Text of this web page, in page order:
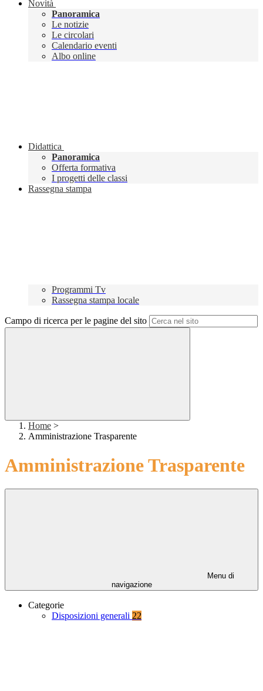
Novità
Panoramica
Le notizie
Le circolari
Calendario eventi
Albo online
Didattica
Panoramica
Offerta formativa
I progetti delle classi
Rassegna stampa
Programmi Tv
Rassegna stampa locale
Campo di ricerca per le pagine del sito
Home >
Amministrazione Trasparente
Amministrazione Trasparente
Menu di
navigazione
Categorie
Disposizioni generali 22